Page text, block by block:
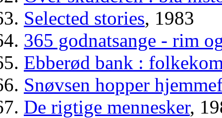
Selected stories, 1983
365 godnatsange - rim
Ebberød bank :
Snøvsen hopper
De rigtige mennesker,